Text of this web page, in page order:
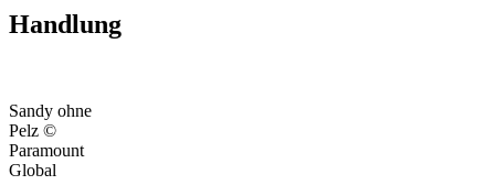
Handlung
Sandy ohne
Pelz ©
Paramount
Global